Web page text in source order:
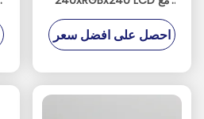
واجهة MCU
احصل على افضل سعر